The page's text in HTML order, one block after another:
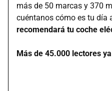
más de 50 marcas y 370
cuéntanos cómo es tu día
recomendará tu coche
Más de 45.000 lectores